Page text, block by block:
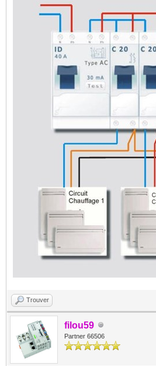
Trouver
filou59
Partner 66506